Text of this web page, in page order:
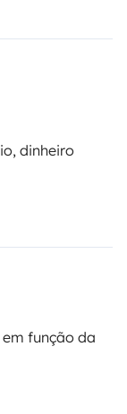
dinheiro
função da